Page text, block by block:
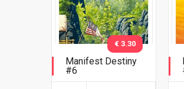
Manifest Destiny
#6
€ 3.30